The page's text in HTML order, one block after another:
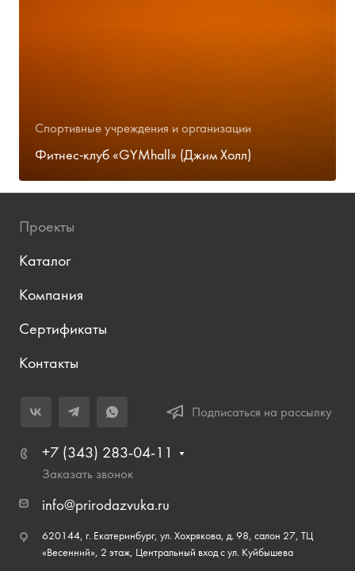
Спортивные учреждения и организации
Фитнес-клуб «GYMhall» (Джим Холл)
Проекты
Каталог
Компания
Сертификаты
Контакты
Подписаться на рассылку
+7 (343) 283-04-11
Заказать звонок
info@prirodazvuka.ru
620144, г. Екатеринбург, ул. Хохрякова, д. 98, салон 27, ТЦ
«Весенний», 2 этаж, Центральный вход с ул. Куйбышева